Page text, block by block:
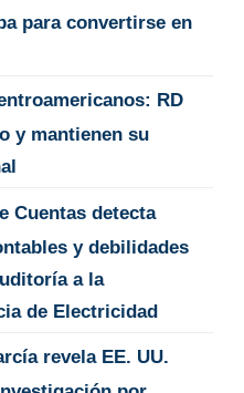
para convertirse en
RD
y mantienen su
Cuentas detecta
y debilidades
a la
de Electricidad
revela EE. UU.